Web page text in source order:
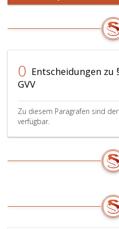
0 Entscheidungen zu
GVV
Zu diesem Paragrafen sind
verfügbar.